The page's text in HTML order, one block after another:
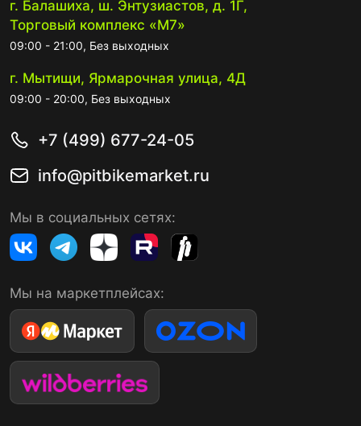
г. Балашиха, ш. Энтузиастов, д. 1Г,
Торговый комплекс «М7»
09:00 - 21:00, Без выходных
г. Мытищи, Ярмарочная улица, 4Д
09:00 - 20:00, Без выходных
+7 (499) 677-24-05
info@pitbikemarket.ru
Мы в социальных сетях:
Мы на маркетплейсах: